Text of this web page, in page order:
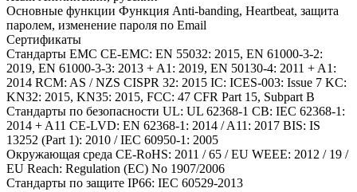
Основные функции Функция Anti-banding, Heartbeat, защита
паролем, изменение пароля по Email
Сертификаты
Стандарты EMC CE-EMC: EN 55032: 2015, EN 61000-3-2:
2019, EN 61000-3-3: 2013 + A1: 2019, EN 50130-4: 2011 + A1:
2014 RCM: AS / NZS CISPR 32: 2015 IC: ICES-003: Issue 7 KC:
KN32: 2015, KN35: 2015, FCC: 47 CFR Part 15, Subpart B
Стандарты по безопасности UL: UL 62368-1 CB: IEC 62368-1:
2014 + A11 CE-LVD: EN 62368-1: 2014 / A11: 2017 BIS: IS
13252 (Part 1): 2010 / IEC 60950-1: 2005
Окружающая среда CE-RoHS: 2011 / 65 / EU WEEE: 2012 / 19 /
EU Reach: Regulation (EC) No 1907/2006
Стандарты по защите IP66: IEC 60529-2013